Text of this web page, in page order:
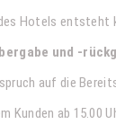
Hotels entsteht
und -
auf die
Kunden ab 15.00